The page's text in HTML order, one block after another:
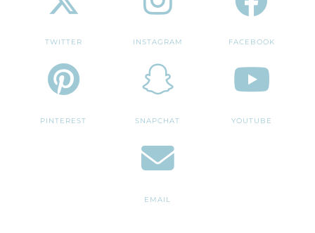
TWITTER INSTAGRAM FACEBOOK
PINTEREST SNAPCHAT YOUTUBE
EMAIL